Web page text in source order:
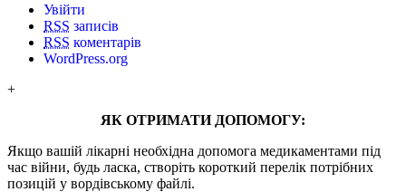
Увійти
RSS записів
RSS коментарів
WordPress.org
+
ЯК ОТРИМАТИ ДОПОМОГУ:
Якщо вашій лікарні необхідна допомога медикаментами під
час війни, будь ласка, створіть короткий перелік потрібних
позицій у вордівському файлі.